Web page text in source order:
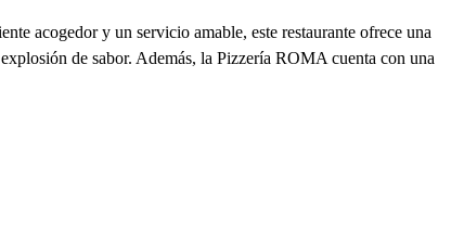
acogedor y un servicio amable, este restaurante ofrece una
de sabor. Además, la Pizzería ROMA cuenta con una